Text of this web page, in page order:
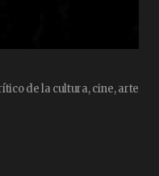
de la cultura, cine, arte